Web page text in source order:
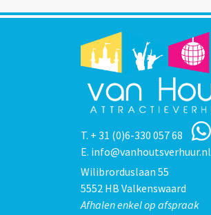
T. + 31 (0)6-330 057 68
E. info@vanhoutsverhuur.nl
Wilibrorduslaan 55
5552 HB Valkenswaard
Afhalen enkel op afspraak